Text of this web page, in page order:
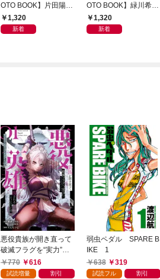
OTO BOOK】片田陽依
写真集「羽色日和」
1,320
新着
OTO BOOK】緑川希星
写真集「きらら、キラ
リ」
1,320
新着
悪役貴族が開き直って
破滅フラグを“実力”で
叩き折っていたら、い
つの間にかヒロイン達
770 616
試読増量 割引
弱虫ペダル SPARE B
IKE 1
638
319
試読フル 割引